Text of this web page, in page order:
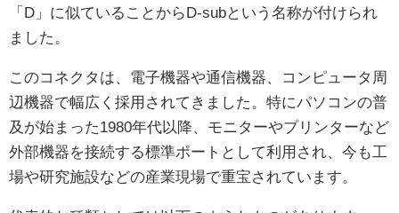
「D」に似ていることからD-subという名称が付けられ
ました。
このコネクタは、電子機器や通信機器、コンピュータ周
辺機器で幅広く採用されてきました。特にパソコンの普
及が始まった1980年代以降、モニターやプリンターなど
外部機器を接続する標準ポートとして利用され、今も工
場や研究施設などの産業現場で重宝されています。